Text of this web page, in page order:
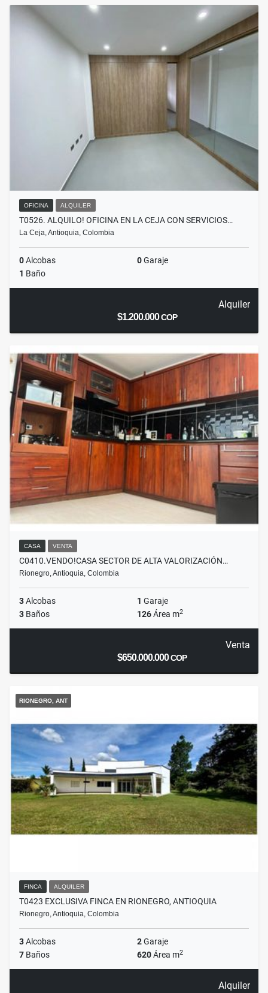
OFICINA ALQUILER
T0526. ALQUILO! OFICINA EN LA CEJA CON SERVICIOS…
La Ceja, Antioquia, Colombia
0Alcobas 0Garaje
1 Baño
Alquiler
$1.200.000COP
CASA VENTA
C0410.VENDO!CASA SECTOR DE ALTA VALORIZACIÓN…
Rionegro, Antioquia, Colombia
3Alcobas 1 Garaje
3 Baños 126Área m2
Venta
$650.000.000COP
RIONEGRO, ANT
FINCA ALQUILER
T0423 EXCLUSIVA FINCA EN RIONEGRO, ANTIOQUIA
Rionegro, Antioquia, Colombia
3Alcobas 2Garaje
7 Baños 620Área m2
Alquiler